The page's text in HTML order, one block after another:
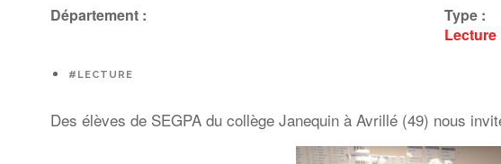
Département :
Type :
Lecture
#LECTURE
Des élèves de SEGPA du collège Janequin à Avrillé (49) nous